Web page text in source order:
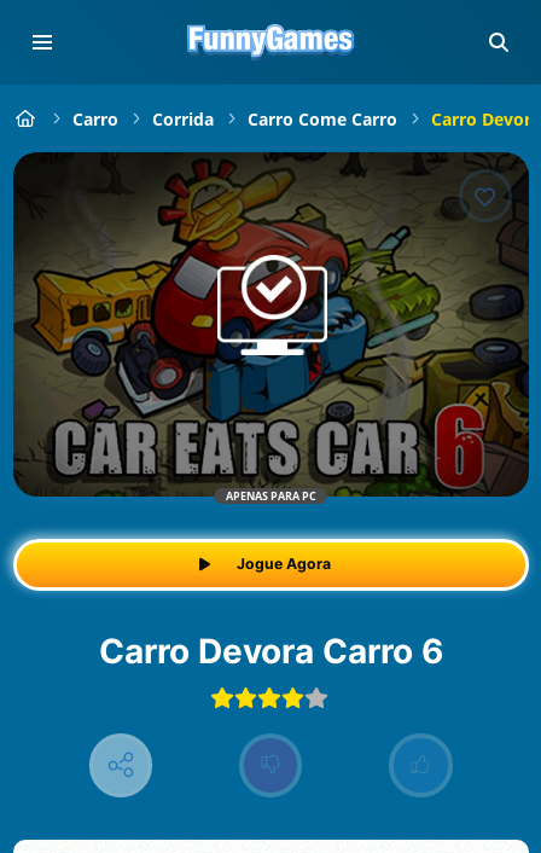
Carro Corrida Carro Come Carro Carro
APENAS PARA PC
Jogue Agora
Carro Devora Carro 6